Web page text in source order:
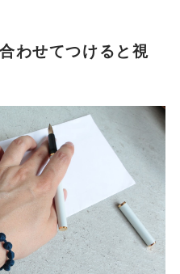
こちら(販売終了し
はこちら(販売終了し
ディネート